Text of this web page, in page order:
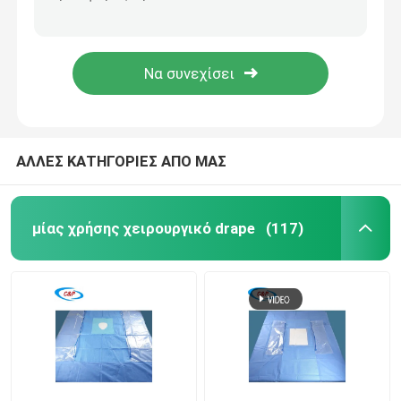
Μίας χρήσης χειρουργικό πακέτο
Μίας χρήσης χειρουργική εσθήτα
Πακέτο Drape αγγειογραφίας
Τμήμα Γ Χειρουργική κουρτίνα
ΑΛΛΕΣ ΚΑΤΗΓΟΡΙΕΣ ΑΠΟ ΜΑΣ
μίας χρήσης χειρουργικό drape (117)